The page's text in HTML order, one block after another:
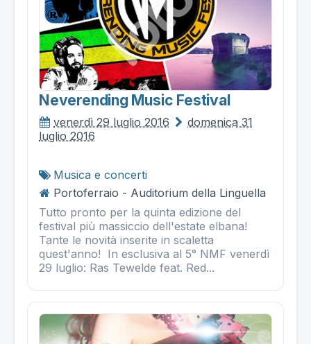
Neverending Music Festival
venerdì 29 luglio 2016
domenica 31
luglio 2016
Musica e concerti
Portoferraio - Auditorium della Linguella
Tutto pronto per la quinta edizione del
festival più massiccio dell'estate elbana!
Tante le novità inserite in scaletta
quest'anno! In esclusiva al 5° NMF venerdì
29 luglio: Ras Tewelde feat. Red...